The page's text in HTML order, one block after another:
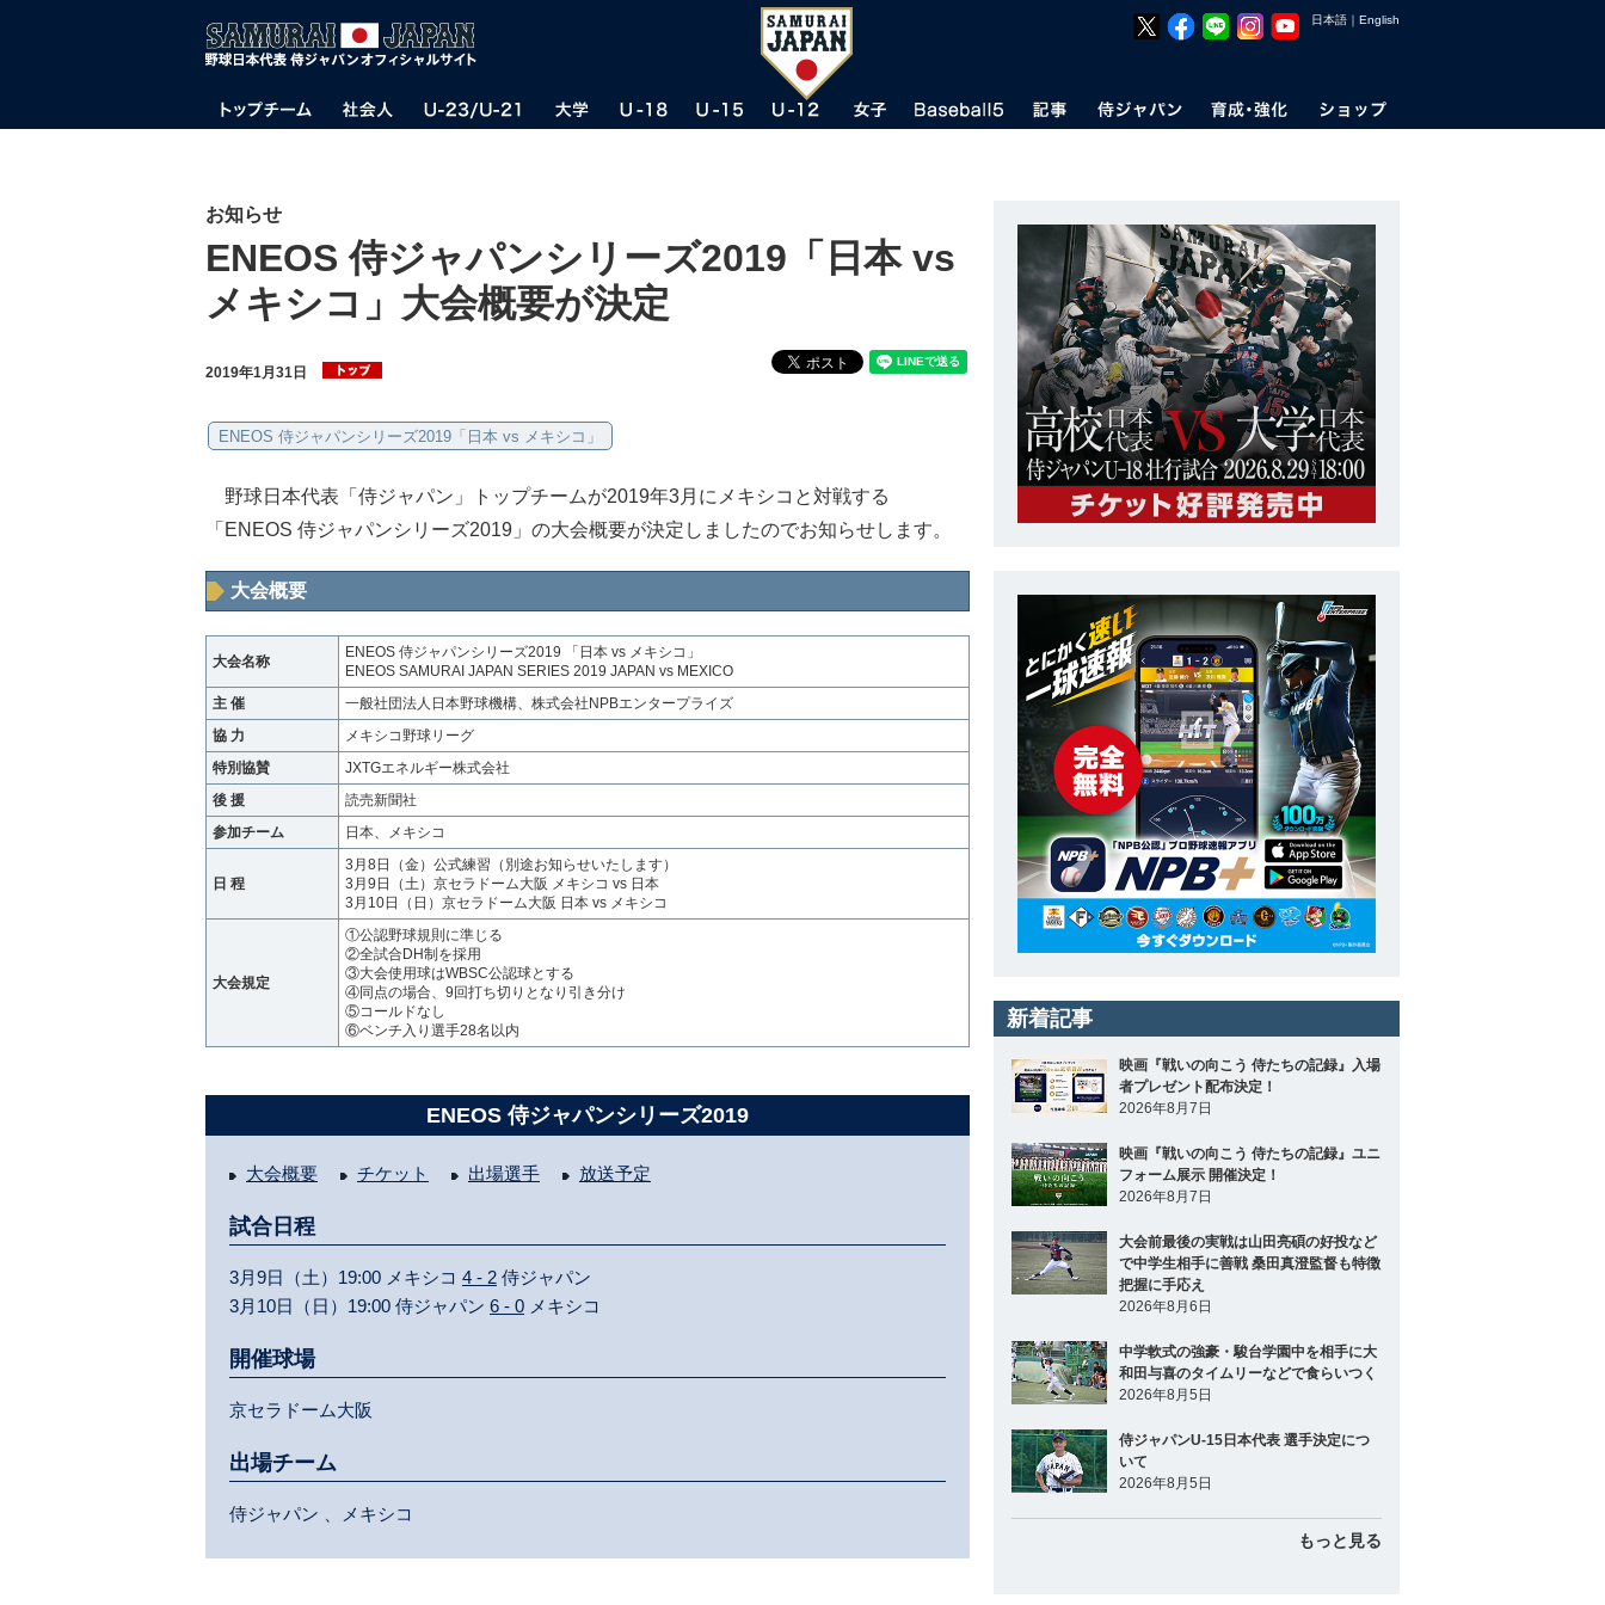
日本語 ｜ English
お知らせ
ENEOS 侍ジャパンシリーズ2019「日本 vs
メキシコ」大会概要が決定
2019年1月31日
ENEOS 侍ジャパンシリーズ2019「日本 vs メキシコ」
野球日本代表「侍ジャパン」トップチームが2019年3月にメキシコと対戦する
「ENEOS 侍ジャパンシリーズ2019」の大会概要が決定しましたのでお知らせします。
大会概要
大会名称
ENEOS 侍ジャパンシリーズ2019 「日本 vs メキシコ」
ENEOS SAMURAI JAPAN SERIES 2019 JAPAN vs MEXICO
主 催
一般社団法人日本野球機構、株式会社NPBエンタープライズ
協 力
メキシコ野球リーグ
特別協賛
JXTGエネルギー株式会社
後 援
読売新聞社
参加チーム
日本、メキシコ
日 程
3月8日（金）公式練習（別途お知らせいたします）
3月9日（土）京セラドーム大阪 メキシコ vs 日本
3月10日（日）京セラドーム大阪 日本 vs メキシコ
大会規定
①公認野球規則に準じる
②全試合DH制を採用
③大会使用球はWBSC公認球とする
④同点の場合、9回打ち切りとなり引き分け
⑤コールドなし
⑥ベンチ入り選手28名以内
ENEOS 侍ジャパンシリーズ2019
大会概要 チケット 出場選手 放送予定
試合日程
3月9日（土）19:00 メキシコ 4 - 2 侍ジャパン
3月10日（日）19:00 侍ジャパン 6 - 0 メキシコ
開催球場
京セラドーム大阪
出場チーム
侍ジャパン 、メキシコ
新着記事
映画『戦いの向こう 侍たちの記録』入場
者プレゼント配布決定！
2026年8月7日
映画『戦いの向こう 侍たちの記録』ユニ
フォーム展示 開催決定！
2026年8月7日
大会前最後の実戦は山田亮碩の好投など
で中学生相手に善戦 桑田真澄監督も特徴
把握に手応え
2026年8月6日
中学軟式の強豪・駿台学園中を相手に大
和田与喜のタイムリーなどで食らいつく
2026年8月5日
侍ジャパンU-15日本代表 選手決定につ
いて
2026年8月5日
もっと見る